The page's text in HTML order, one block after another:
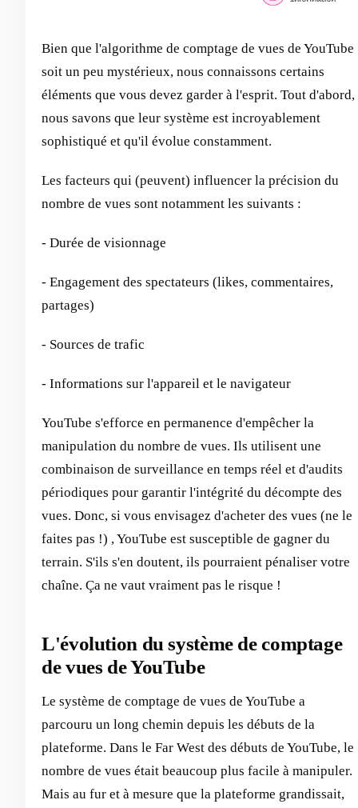
Bien que l'algorithme de comptage de vues de YouTube
soit un peu mystérieux, nous connaissons certains
éléments que vous devez garder à l'esprit. Tout d'abord,
nous savons que leur système est incroyablement
sophistiqué et qu'il évolue constamment.
Les facteurs qui (peuvent) influencer la précision du
nombre de vues sont notamment les suivants :
- Durée de visionnage
- Engagement des spectateurs (likes, commentaires,
partages)
- Sources de trafic
- Informations sur l'appareil et le navigateur
YouTube s'efforce en permanence d'empêcher la
manipulation du nombre de vues. Ils utilisent une
combinaison de surveillance en temps réel et d'audits
périodiques pour garantir l'intégrité du décompte des
vues. Donc, si vous envisagez d'acheter des vues (ne le
faites pas !) , YouTube est susceptible de gagner du
terrain. S'ils s'en doutent, ils pourraient pénaliser votre
chaîne. Ça ne vaut vraiment pas le risque !
L'évolution du système de comptage
de vues de YouTube
Le système de comptage de vues de YouTube a
parcouru un long chemin depuis les débuts de la
plateforme. Dans le Far West des débuts de YouTube, le
nombre de vues était beaucoup plus facile à manipuler.
Mais au fur et à mesure que la plateforme grandissait,